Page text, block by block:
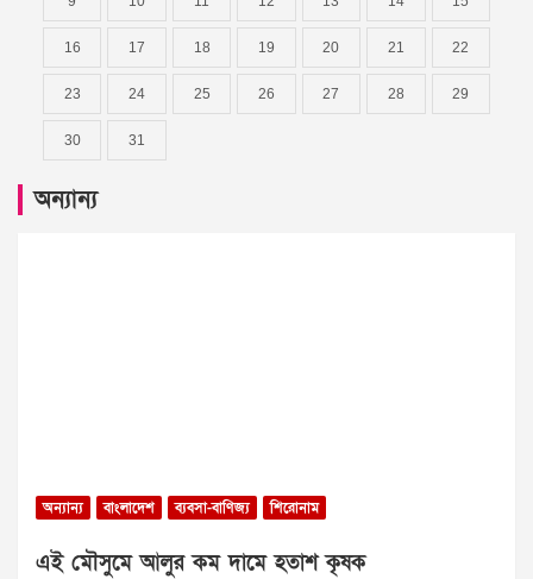
16 17 18 19 20 21 22
23 24 25 26 27 28 29
30 31
অন্যান্য
অন্যান্য বাংলাদেশ ব্যবসা-বাণিজ্য শিরোনাম
এই মৌসুমে আলুর কম দামে হতাশ কৃষক